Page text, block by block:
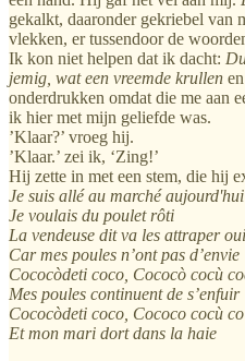
gekalkt, daaronder gekriebel van
vlekken, er tussendoor de
Ik kon niet helpen dat ik dacht:
jemig, wat een vreemde krullen
onderdrukken omdat die me aan
ik hier met mijn geliefde was.
’Klaar?’ vroeg hij.
’Klaar.’ zei ik, ‘Zing!’
Hij zette in met een stem, die hij
Je suis allé au marché aujourd'hui
Je voulais du poulet rôti
La vendeuse dit va les attraper
Car mes poules n’ont pas d’envie
Cococòdeti coco, Cococò cocù
Mes poules continuent de s’enfuir
Cococòdeti coco, Cococo cocù
Et mon mari dort dans la haie